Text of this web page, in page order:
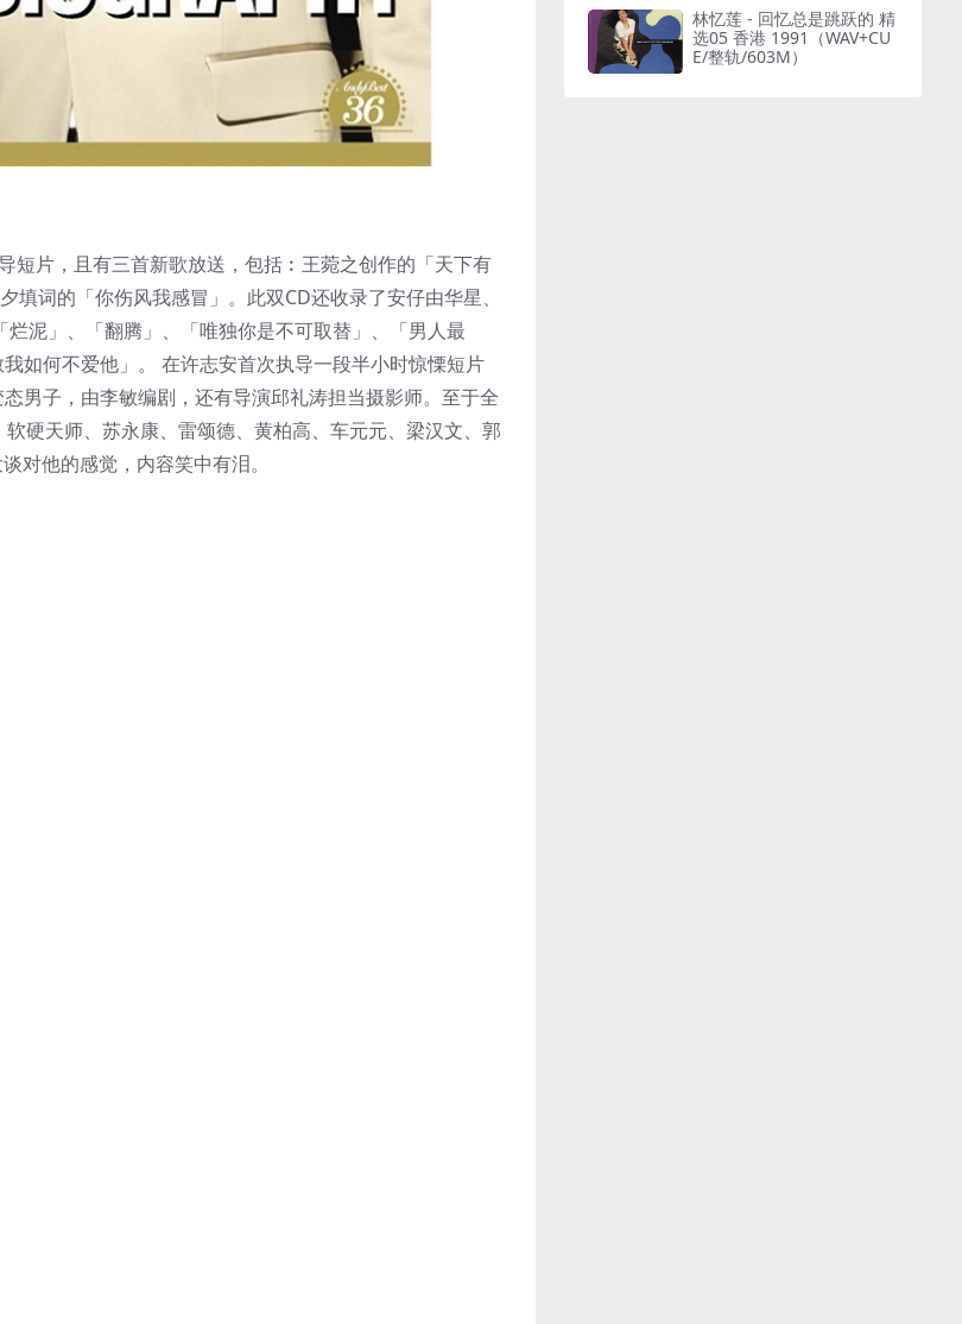
片，且有三首新歌放送，包括︰王菀之创作的「天下有
词的「你伤风我感冒」。此双CD还收录了安仔由华星、
泥」、「翻腾」、「唯独你是不可取替」、「男人最
如何不爱他」。 在许志安首次执导一段半小时惊慄短片
男子，由李敏编剧，还有导演邱礼涛担当摄影师。至于全
硬天师、苏永康、雷颂德、黄柏高、车元元、梁汉文、郭
对他的感觉，内容笑中有泪。
林忆莲 - 回忆总是跳跃的 精
选05 香港 1991（WAV+CU
E/整轨/603M）